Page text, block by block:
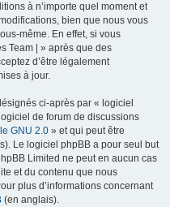
à n’importe quel moment et
bien que nous vous
même. En effet, si vous
Team | » après que des
d’être légalement
à jour.
ci-après par « logiciel
de forum de discussions
GNU 2.0 » et qui peut être
Le logiciel phpBB a pour seul but
Limited ne peut en aucun cas
et du contenu que nous
plus d’informations concernant
(en anglais).